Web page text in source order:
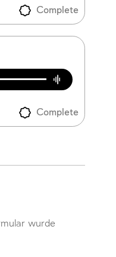
Complete
Complete
wurde